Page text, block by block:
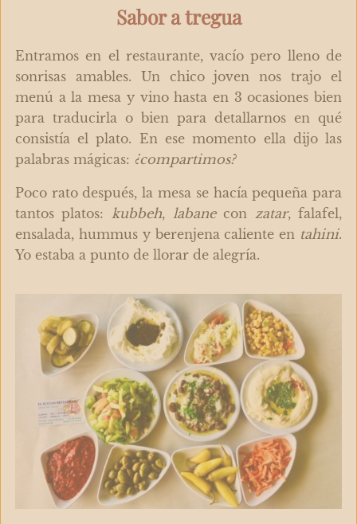
Sabor a tregua
Entramos en el restaurante, vacío pero lleno de
sonrisas amables. Un chico joven nos trajo el
menú a la mesa y vino hasta en 3 ocasiones bien
para traducirla o bien para detallarnos en qué
consistía el plato. En ese momento ella dijo las
palabras mágicas: ¿compartimos?
Poco rato después, la mesa se hacía pequeña para
tantos platos:
kubbeh, labanecon zatar, falafel,
ensalada, hummus y berenjena caliente en tahini.
Yo estaba a punto de llorar de alegría.